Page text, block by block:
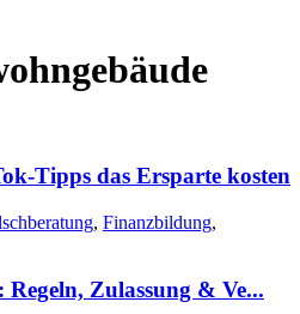
Tipps das Ersparte kosten
, Finanzbildung,
Regeln, Zulassung & Ve...